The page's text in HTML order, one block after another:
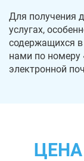
Для получения
услугах,
содержащихся в
нами по номеру
электронной